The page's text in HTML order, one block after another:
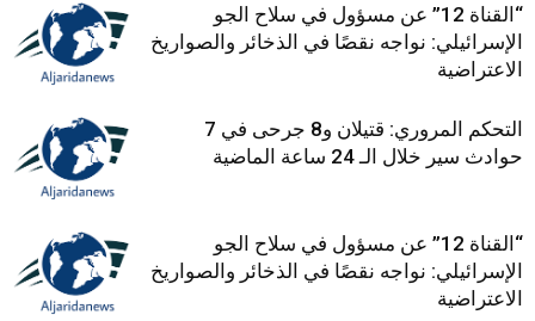
“القناة 12” عن مسؤول في سلاح الجو
الإسرائيلي: نواجه نقصًا في الذخائر والصواريخ
الاعتراضية
التحكم المروري: قتيلان و8 جرحى في 7
حوادث سير خلال الـ 24 ساعة الماضية
“القناة 12” عن مسؤول في سلاح الجو
الإسرائيلي: نواجه نقصًا في الذخائر والصواريخ
الاعتراضية